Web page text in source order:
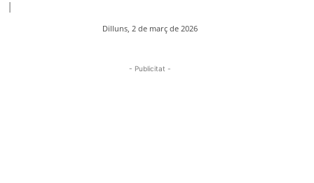
|
Dilluns, 2 de març de 2026
- Publicitat -